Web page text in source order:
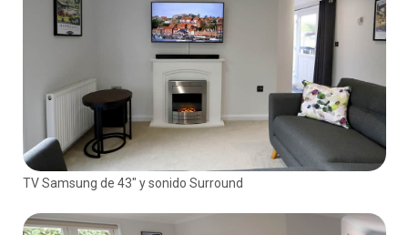
TV Samsung de 43" y sonido Surround